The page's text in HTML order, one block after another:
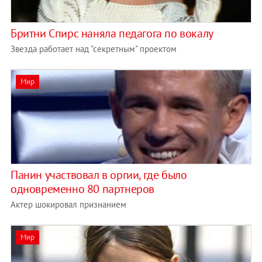
Бритни Спирс наняла педагога по вокалу
Звезда работает над "секретным" проектом
Мир
Панин участвовал в оргии, где было
одновременно 80 партнеров
Актер шокировал признанием
Мир